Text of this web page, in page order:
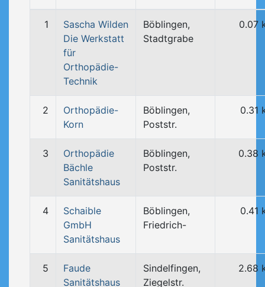
1
Sascha Wilden
Die Werkstatt
für
Orthopädie-
Technik
Böblingen,
Stadtgrabe
0.07
2
Orthopädie-
Korn
Böblingen,
Poststr.
0.31
3
Orthopädie
Bächle
Sanitätshaus
Böblingen,
Poststr.
0.38
4
Schaible
GmbH
Sanitätshaus
Böblingen,
Friedrich-
0.41
5
Faude
Sanitätshaus
Sindelfingen,
Ziegelstr.
2.68